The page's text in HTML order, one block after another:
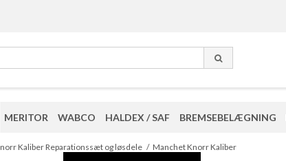
MERITOR WABCO HALDEX / SAF BREMSEBELÆGNING
Kaliber Reparationssæt og løsdele / Manchet Knorr Kaliber
og løsdele til Knorr